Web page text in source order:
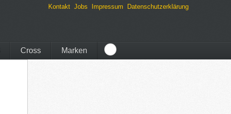
Kontakt Jobs Impressum Datenschutzerklärung
Cross Marken